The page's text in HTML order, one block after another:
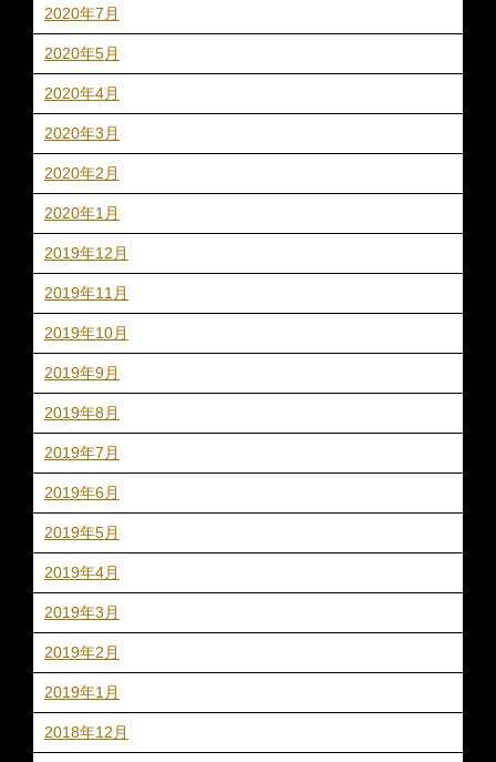
2020年7月
2020年5月
2020年4月
2020年3月
2020年2月
2020年1月
2019年12月
2019年11月
2019年10月
2019年9月
2019年8月
2019年7月
2019年6月
2019年5月
2019年4月
2019年3月
2019年2月
2019年1月
2018年12月